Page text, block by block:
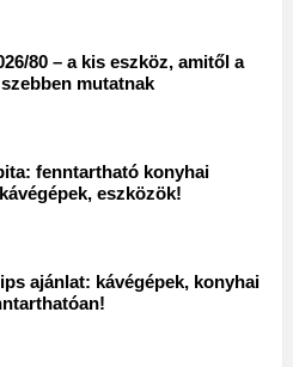
80 – a kis eszköz, amitől a
mutatnak
fenntartható konyhai
eszközök!
ajánlat: kávégépek, konyhai